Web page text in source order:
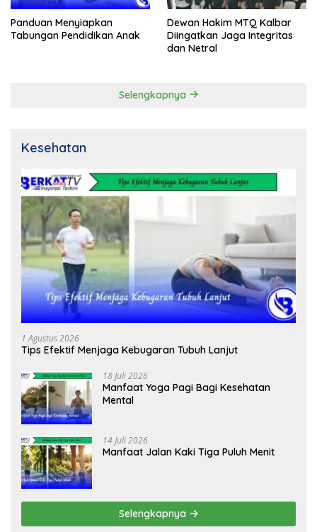
Panduan Menyiapkan
Tabungan Pendidikan Anak
Dewan Hakim MTQ Kalbar
Diingatkan Jaga Integritas
dan Netral
Selengkapnya
Kesehatan
1 Agustus 2026
Tips Efektif Menjaga Kebugaran Tubuh Lanjut
18 Juli 2026
Manfaat Yoga Pagi Bagi Kesehatan
Mental
14 Juli 2026
Manfaat Jalan Kaki Tiga Puluh Menit
Selengkapnya